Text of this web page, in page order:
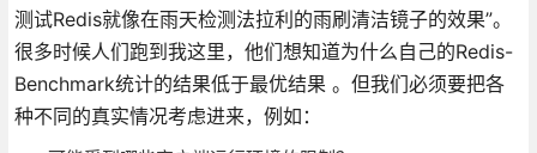
测试Redis就像在雨天检测法拉利的雨刷清洁镜子的效果”。
很多时候人们跑到我这里，他们想知道为什么自己的Redis-
Benchmark统计的结果低于最优结果 。但我们必须要把各
种不同的真实情况考虑进来，例如：